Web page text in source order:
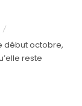
début octobre,
reste